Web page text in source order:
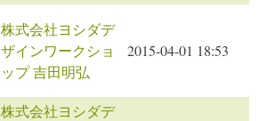
株式会社ヨシダデ
ザインワークショ
ップ 吉田明弘
2015-04-01 18:53
株式会社ヨシダデ